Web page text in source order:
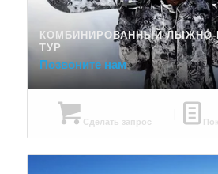
КОМБИНИРОВАННЫЙ ЛЫЖНО-
ТУР
Позвоните нам
Сделать запрос